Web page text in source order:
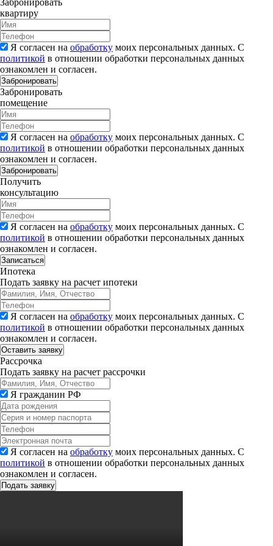
Забронировать
квартиру
Я согласен на обработку моих персональных данных. С
политикой в отношении обработки персональных данных
ознакомлен и согласен.
Забронировать
Забронировать
помещение
Я согласен на обработку моих персональных данных. С
политикой в отношении обработки персональных данных
ознакомлен и согласен.
Забронировать
Получить
консультацию
Я согласен на обработку моих персональных данных. С
политикой в отношении обработки персональных данных
ознакомлен и согласен.
Записаться
Ипотека
Подать заявку на расчет ипотеки
Я согласен на обработку моих персональных данных. С
политикой в отношении обработки персональных данных
ознакомлен и согласен.
Рассрочка
Подать заявку на расчет рассрочки
Я гражданин РФ
Я согласен на обработку моих персональных данных. С
политикой в отношении обработки персональных данных
ознакомлен и согласен.